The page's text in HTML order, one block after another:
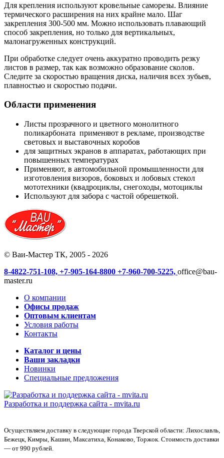
Для крепления используют кровельные саморезы. Влияние
термического расширения на них крайне мало. Шаг
закрепления 300-500 мм. Можно использовать плавающий
способ закрепления, но только для вертикальных,
малонагруженных конструкций.
При обработке следует очень аккуратно проводить резку
листов в размер, так как возможно образование сколов.
Следите за скоростью вращения диска, наличия всех зубьев,
плавностью и скоростью подачи.
Области применения
Листы прозрачного и цветного монолитного
поликарбоната применяют в рекламе, производстве
световых и выставочных коробов
для защитных экранов в аппаратах, работающих при
повышенных температурах
Применяют, в автомобильной промышленности для
изготовления визоров, боковых и лобовых стекол
мототехники (квадроциклы, снегоходы, мотоциклы
Используют для забора с частой обрешеткой.
© Ваи-Мастер ТК, 2005 - 2026
8-4822-751-108, +7-905-164-8800 +7-960-700-5225, office@bau-
master.ru
О компании
Офисы продаж
Оптовым клиентам
Условия работы
Контакты
Каталог и цены
Ваши закладки
Новинки
Специальные предложения
Разработка и поддержка сайта - mvita.ru
Осуществляем доставку в следующие города Тверской области: Лихославль,
Бежецк, Кимры, Кашин, Максатиха, Конаково, Торжок. Стоимость доставки
— от 990 рублей.